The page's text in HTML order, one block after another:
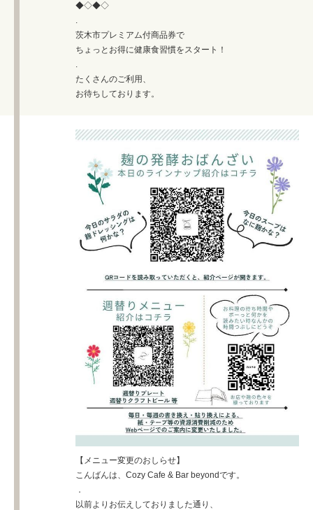
◆◇◆◇
.
茨木市プレミアム付商品券で
ちょっとお得に健康食習慣をスタート！
.
たくさんのご利用、
お待ちしております。
【メニュー変更のおしらせ】
こんばんは、Cozy Cafe & Bar beyondです。
．
以前よりお伝えしておりました通り、